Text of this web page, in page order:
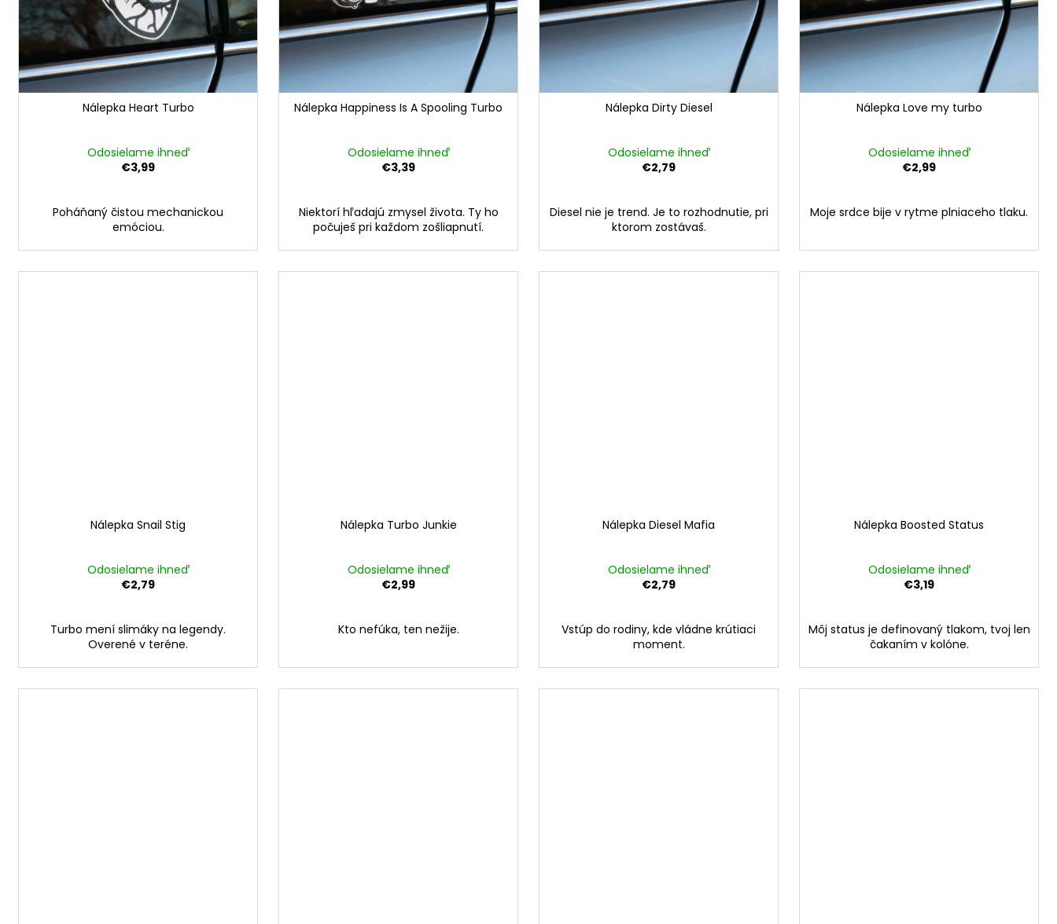
u
k
t
o
v
d
u
k
t
o Nálepka Heart Turbo
Odosielame ihneď
€3,99
Poháňaný čistou mechanickou
emóciou.
Nálepka Happiness Is A Spooling Turbo
Odosielame ihneď
€3,39
Niektorí hľadajú zmysel života. Ty ho
počuješ pri každom zošliapnutí.
Nálepka Dirty Diesel
Odosielame ihneď
€2,79
Diesel nie je trend. Je to rozhodnutie, pri
ktorom zostávaš.
Nálepka Love my turbo
Odosielame ihneď
€2,99
Moje srdce bije v rytme plniaceho tlaku.
Nálepka Snail Stig
Odosielame ihneď
€2,79
Turbo mení slimáky na legendy.
Overené v teréne.
Nálepka Turbo Junkie
Odosielame ihneď
€2,99
Kto nefúka, ten nežije.
Nálepka Diesel Mafia
Odosielame ihneď
€2,79
Vstúp do rodiny, kde vládne krútiaci
moment.
Nálepka Boosted Status
Odosielame ihneď
€3,19
Môj status je definovaný tlakom, tvoj len
čakaním v kolóne.